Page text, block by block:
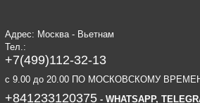
Адрес: Москва - Вьетнам
Тел.:
+7(499)112-32-13
c 9.00 до 20.00 ПО МОСКОВСКОМУ
+841233120375- WHATSAPP,